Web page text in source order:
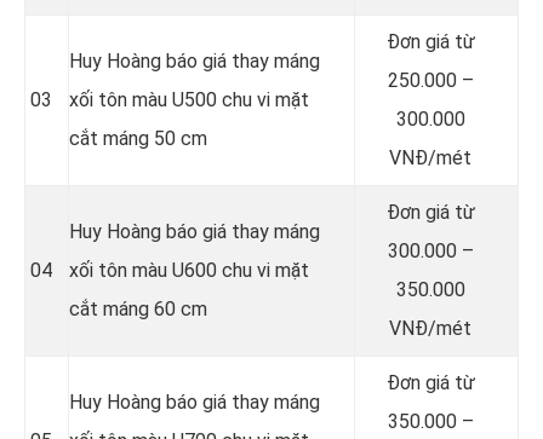
03
Huy Hoàng báo giá thay máng
xối tôn màu U500 chu vi mặt
cắt máng 50 cm
Đơn giá từ
250.000 –
300.000
VNĐ/mét
04
Huy Hoàng báo giá thay máng
xối tôn màu U600 chu vi mặt
cắt máng 60 cm
Đơn giá từ
300.000 –
350.000
VNĐ/mét
Huy Hoàng báo giá thay máng
Đơn giá từ
350.000 –